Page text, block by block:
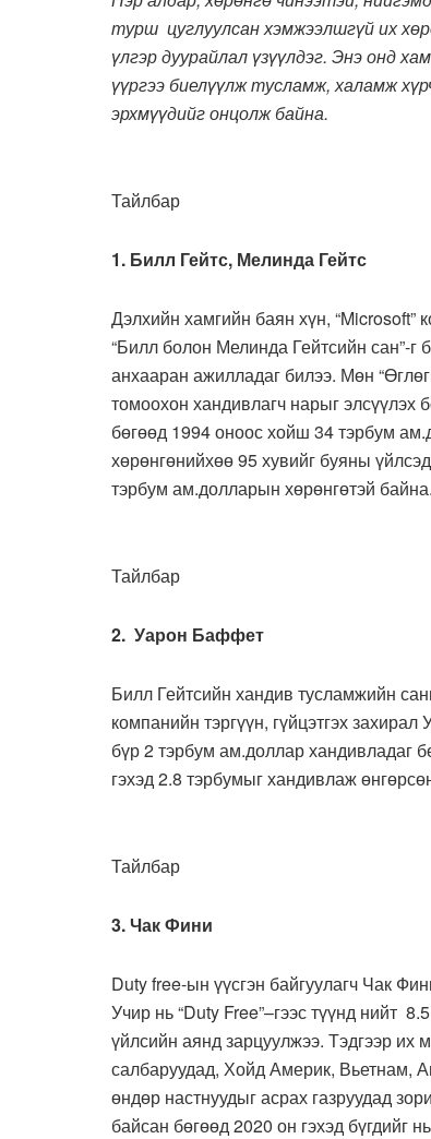
турш цуглуулсан хэмжээлшгүй их
үлгэр дуурайлал үзүүлдэг. Энэ онд
үүргээ биелүүлж тусламж, халамж
эрхмүүдийг онцолж байна.
Тайлбар
1. Билл Гейтс, Мелинда Гейтс
Дэлхийн хамгийн баян хүн, “Microsoft”
“Билл болон Мелинда Гейтсийн сан”-г
анхааран ажилладаг билээ. Мөн
томоохон хандивлагч нарыг
бөгөөд 1994 оноос хойш 34 тэрбум
хөрөнгөнийхөө 95 хувийг буяны
тэрбум ам.долларын хөрөнгөтэй байна.
Тайлбар
2. Уарон Баффет
Билл Гейтсийн хандив тусламжийн
компанийн тэргүүн, гүйцэтгэх
бүр 2 тэрбум ам.доллар хандивладаг
гэхэд 2.8 тэрбумыг хандивлаж
Тайлбар
3. Чак Фини
Duty free-ын үүсгэн байгуулагч Чак
Учир нь “Duty Free”–гээс түүнд нийт
үйлсийн аянд зарцуулжээ. Тэдгээр
салбаруудад, Хойд Америк, Вьетнам,
өндөр настнуудыг асрах газруудад
байсан бөгөөд 2020 он гэхэд бүгдийг